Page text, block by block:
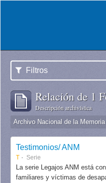
Filtros
Relación de 1
Descripción archivística
Archivo Nacional de la Memoria
Testimonios/ ANM
T Serie
La serie Legajos ANM está
familiares y víctimas de